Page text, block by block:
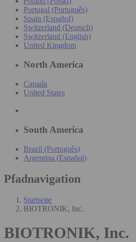
Portugal (Português)
Spain (Español)
Switzerland (Deutsch)
Switzerland (English)
United Kingdom
North America
Canada
United States
South America
Brazil (Português)
Argentina (Español)
Pfadnavigation
Startseite
BIOTRONIK, Inc.
BIOTRONIK, Inc.